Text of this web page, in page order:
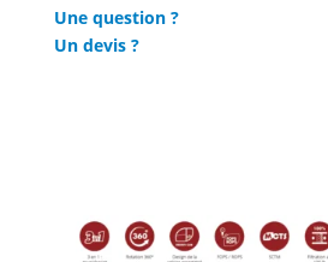
Une question ?
Un devis ?